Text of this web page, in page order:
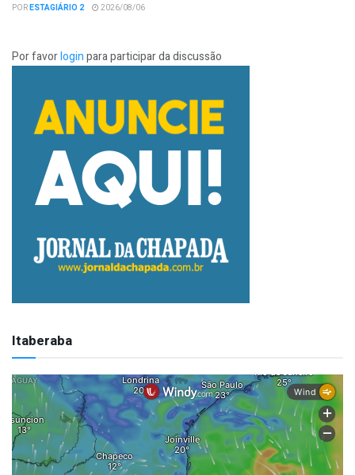
PORESTAGIÁRIO 2 2026/08/06
Por favorloginpara participar da discussão
Itaberaba